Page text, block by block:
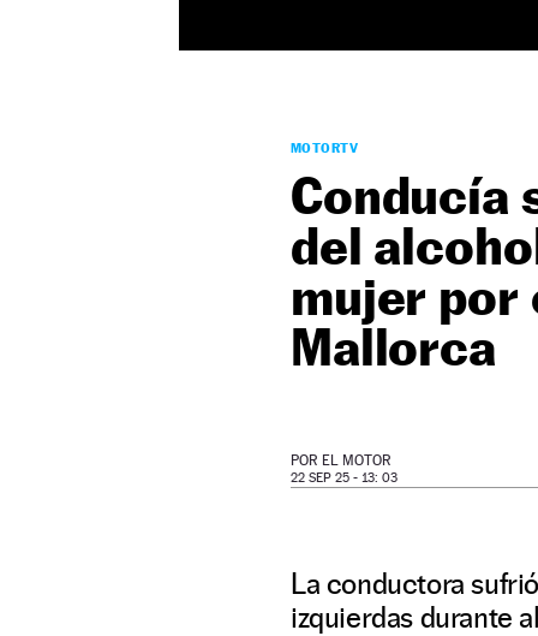
MOTORTV
Conducía
del
mujer por
Mallorca
POR EL MOTOR
22 SEP 25 - 13: 03
La conductora
izquierdas durante